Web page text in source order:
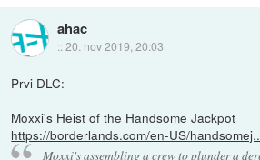
ahac
::20. nov 2019, 20:03
Prvi DLC:
Moxxi's Heist of the Handsome Jackpot
https://borderlands.com/en-US/
Moxxi's assembling a crew to plunder a